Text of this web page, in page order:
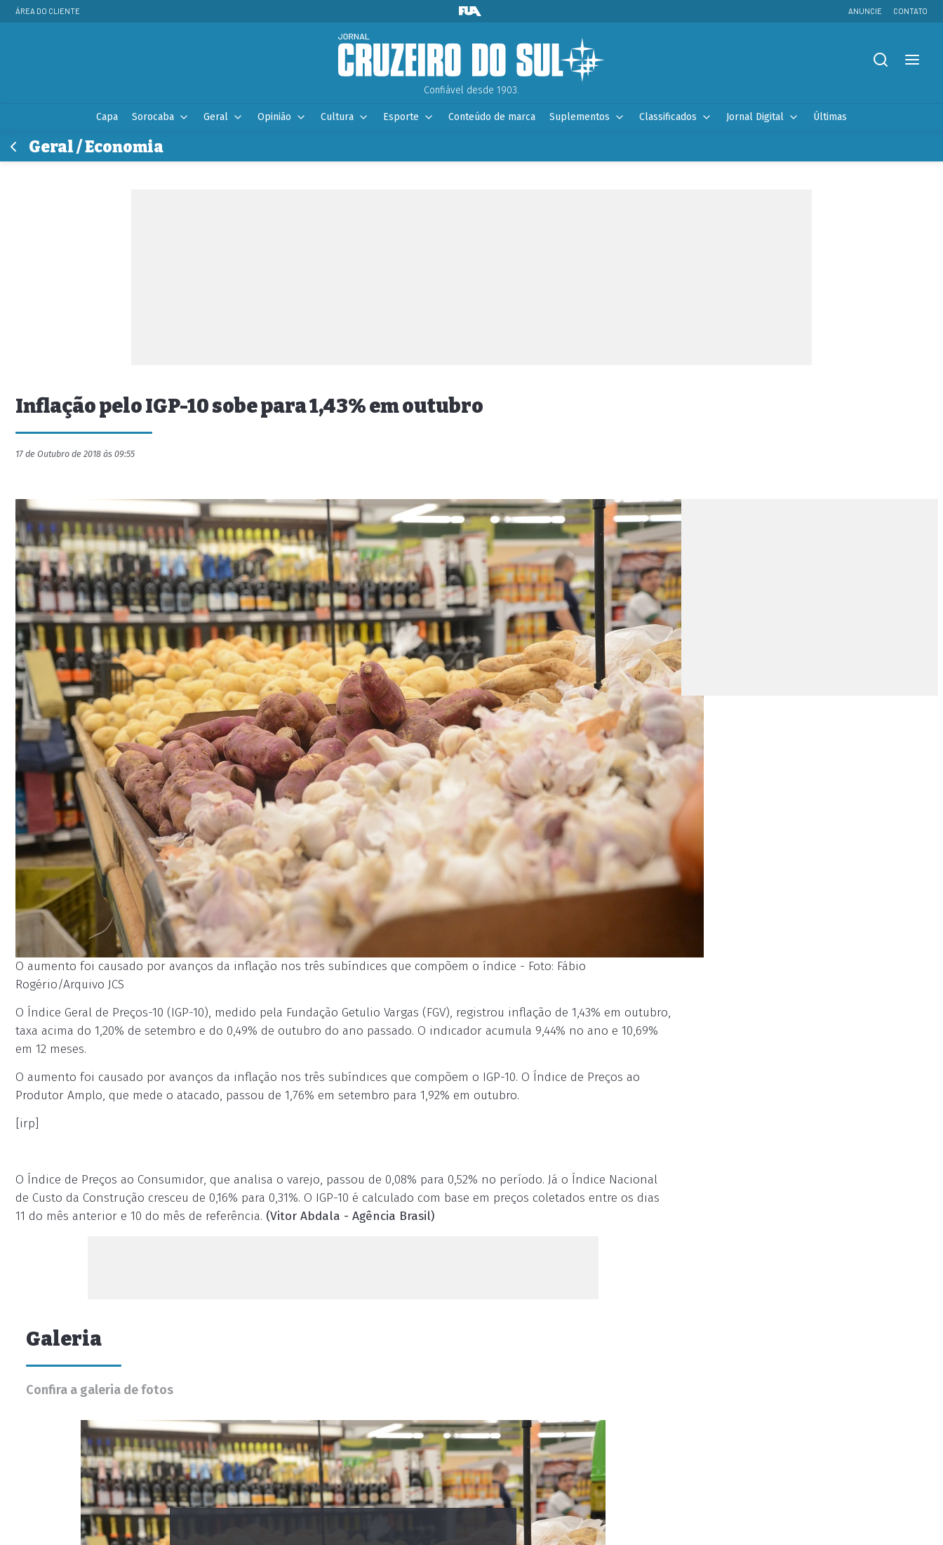
ÁREA DO CLIENTE ANUNCIE CONTATO
Confiável desde 1903.
Capa Sorocaba Geral Opinião Cultura Esporte Conteúdo de marca Suplementos Classificados Jornal Digital Últimas
Geral / Economia
Inflação pelo IGP-10 sobe para 1,43% em outubro
17 de Outubro de 2018 às 09:55
O aumento foi causado por avanços da inflação nos três subíndices que compõem o índice - Foto: Fábio
Rogério/Arquivo JCS
O Índice Geral de Preços-10 (IGP-10), medido pela Fundação Getulio Vargas (FGV), registrou inflação de 1,43% em outubro,
taxa acima do 1,20% de setembro e do 0,49% de outubro do ano passado. O indicador acumula 9,44% no ano e 10,69%
em 12 meses.
O aumento foi causado por avanços da inflação nos três subíndices que compõem o IGP-10. O Índice de Preços ao
Produtor Amplo, que mede o atacado, passou de 1,76% em setembro para 1,92% em outubro.
[irp]
O Índice de Preços ao Consumidor, que analisa o varejo, passou de 0,08% para 0,52% no período. Já o Índice Nacional
de Custo da Construção cresceu de 0,16% para 0,31%. O IGP-10 é calculado com base em preços coletados entre os dias
11 do mês anterior e 10 do mês de referência. (Vitor Abdala - Agência Brasil)
Galeria
Confira a galeria de fotos